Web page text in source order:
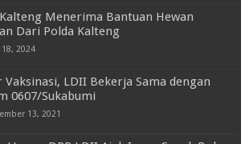
Menerima Bantuan Hewan
Dari Polda Kalteng
18, 2024
Vaksinasi, LDII Bekerja Sama dengan
0607/Sukabumi
13, 2021